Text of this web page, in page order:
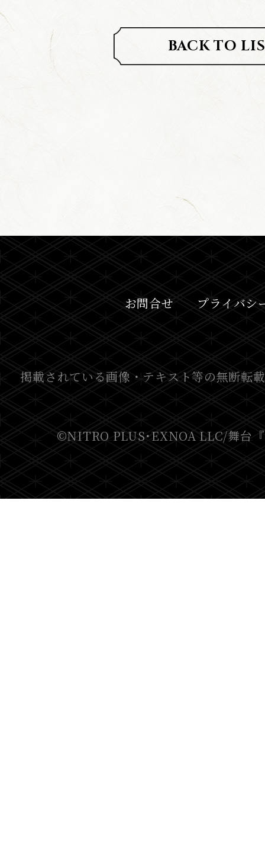
BACK TO
お問合せ プライバシ
掲載されている画像・テキスト等の無断転
©NITRO PLUS･EXNOA LLC/舞台